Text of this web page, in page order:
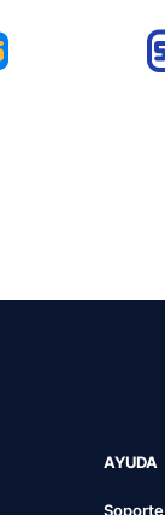
AYUDA
Soporte